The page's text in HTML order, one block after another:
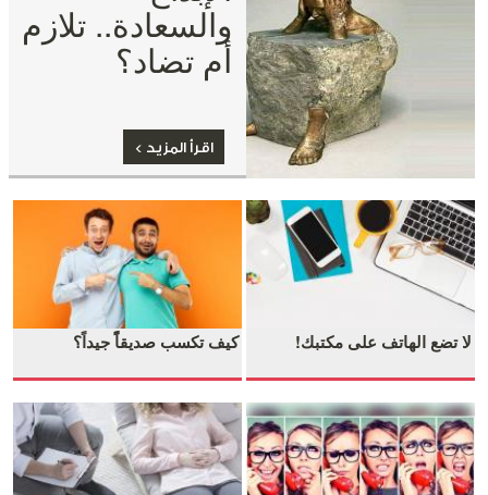
والسعادة.. تلازم
أم تضاد؟
اقرأ المزيد >
لا تضع الهاتف على مكتبك! كيف تكسب صديقاًً جيداً؟